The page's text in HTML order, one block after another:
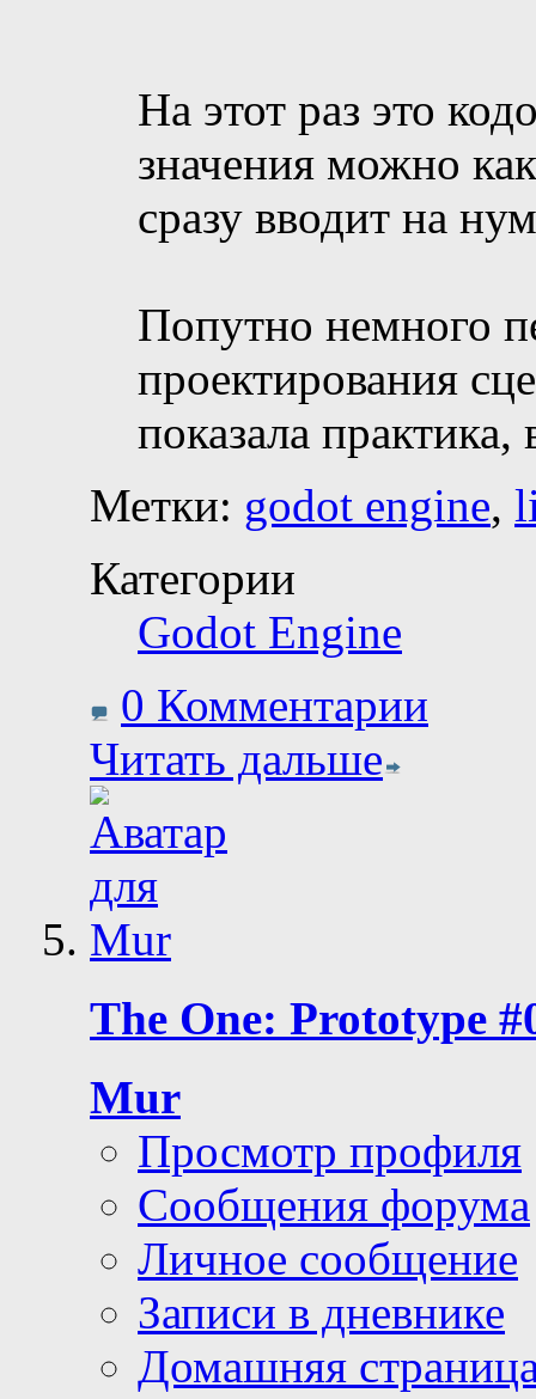
На этот раз это
значения можно
сразу вводит на
Попутно немного
проектирования
показала
Метки: godot engine,
Категории
Godot Engine
0 Комментарии
Читать дальше
The One: Prototype
Mur
Просмотр профиля
Сообщения форума
Личное сообщение
Записи в дневнике
Домашняя